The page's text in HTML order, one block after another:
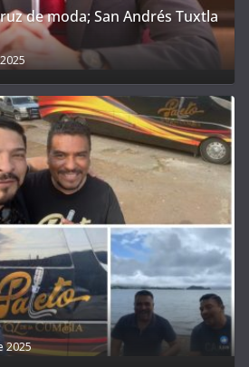
de moda; San Andrés Tuxtla
2025